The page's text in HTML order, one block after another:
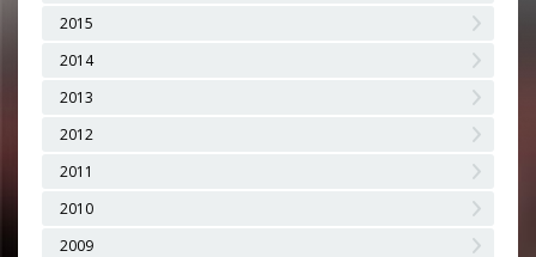
2015
2014
2013
2012
2011
2010
2009